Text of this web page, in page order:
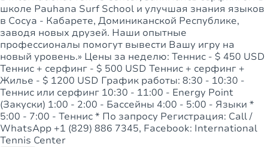
школе Pauhana Surf School и улучшая знания языков
в Сосуа - Кабарете, Доминиканской Республике,
заводя новых друзей. Наши опытные
профессионалы помогут вывести Вашу игру на
новый уровень.» Цены за неделю: Теннис - $ 450 USD
Теннис + серфинг - $ 500 USD Теннис + серфинг +
Жилье - $ 1200 USD График работы: 8:30 - 10:30 -
Теннис или серфинг 10:30 - 11:00 - Energy Point
(Закуски) 1:00 - 2:00 - Бассейны 4:00 - 5:00 - Языки *
5:00 - 7:00 - Теннис * По запросу Регистрация: Call /
WhatsApp +1 (829) 886 7345, Facebook: International
Tennis Center